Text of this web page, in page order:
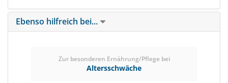
Ebenso hilfreich bei...
Zur besonderen Ernährung/Pflege bei
Altersschwäche